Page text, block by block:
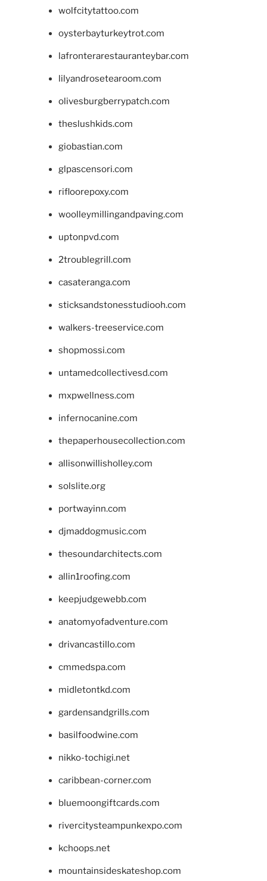
wolfcitytattoo.com
oysterbayturkeytrot.com
lafronterarestauranteybar.com
lilyandrosetearoom.com
olivesburgberrypatch.com
theslushkids.com
giobastian.com
glpascensori.com
rifloorepoxy.com
woolleymillingandpaving.com
uptonpvd.com
2troublegrill.com
casateranga.com
sticksandstonesstudiooh.com
walkers-treeservice.com
shopmossi.com
untamedcollectivesd.com
mxpwellness.com
infernocanine.com
thepaperhousecollection.com
allisonwillisholley.com
solslite.org
portwayinn.com
djmaddogmusic.com
thesoundarchitects.com
allin1roofing.com
keepjudgewebb.com
anatomyofadventure.com
drivancastillo.com
cmmedspa.com
midletontkd.com
gardensandgrills.com
basilfoodwine.com
nikko-tochigi.net
caribbean-corner.com
bluemoongiftcards.com
rivercitysteampunkexpo.com
kchoops.net
mountainsideskateshop.com